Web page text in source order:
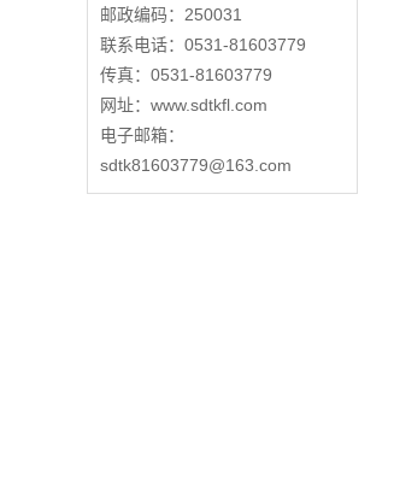
邮政编码：250031
联系电话：0531-81603779
传真：0531-81603779
网址： www.sdtkfl.com
电子邮箱：
sdtk81603779@163.com